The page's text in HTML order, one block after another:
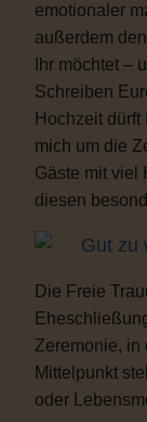
emotionaler
außerdem
Ihr möchtet –
Schreiben
Hochzeit
mich um die
Gäste mit viel
diesen
Gut zu
Die Freie
Zeremonie, in
Mittelpunkt
oder